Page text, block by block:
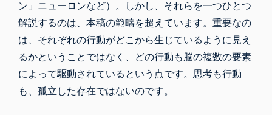
ン」ニューロンなど）。しかし、それらを一つひとつ
解説するのは、本稿の範疇を超えています。重要なの
は、それぞれの行動がどこから生じているように見え
るかということではなく、どの行動も脳の複数の要素
によって駆動されているという点です。思考も行動
も、孤立した存在ではないのです。